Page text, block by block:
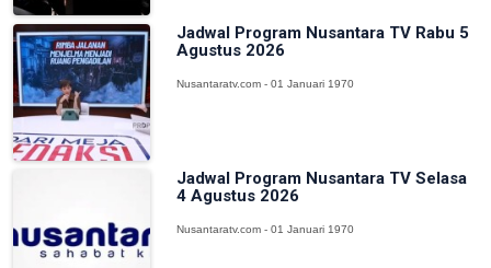
Jadwal Program Nusantara TV Rabu 5
Agustus 2026
Nusantaratv.com - 01 Januari 1970
Jadwal Program Nusantara TV Selasa
4 Agustus 2026
Nusantaratv.com - 01 Januari 1970